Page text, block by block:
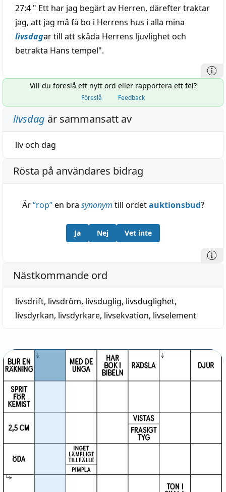
27:4 " Ett har jag begärt av Herren, därefter traktar
jag, att jag må få bo i Herrens hus i alla mina
livsdagar till att skåda Herrens ljuvlighet och
betrakta Hans tempel".
Vill du föreslå ett nytt ord eller rapportera ett fel?
Föreslå Feedback
livsdag är sammansatt av
livoch dag
Rösta på användares bidrag
Är“rop”en bra synonym till ordetauktionsbud?
Ja Nej Vet inte
Nästkommande ord
livsdrift, livsdröm, livsduglig, livsduglighet,
livsdyrkan, livsdyrkare, livsekvation, livselement